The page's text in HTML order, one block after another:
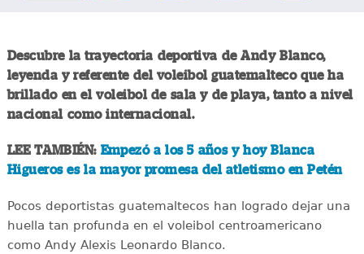
Descubre la trayectoria deportiva de Andy Blanco,
leyenda y referente del voleibol guatemalteco que ha
brillado en el voleibol de sala y de playa, tanto a nivel
nacional como internacional.
LEE TAMBIÉN: Empezó a los 5 años y hoy Blanca
Higueros es la mayor promesa del atletismo en Petén
Pocos deportistas guatemaltecos han logrado dejar una
huella tan profunda en el voleibol centroamericano
como Andy Alexis Leonardo Blanco.